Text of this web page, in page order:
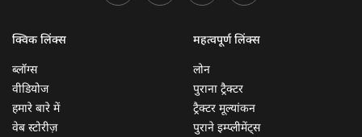
क्विक लिंक्स
ब्लॉग्स
वीडियोज
हमारे बारे में
वेब स्टोरीज़
महत्वपूर्ण लिंक्स
लोन
पुराना ट्रैक्टर
ट्रैक्टर मूल्यांकन
पुराने इम्प्लीमेंट्स